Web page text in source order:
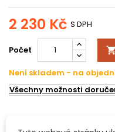
2 230 Kč S DPH
Počet 
Není skladem - na
Všechny možnosti